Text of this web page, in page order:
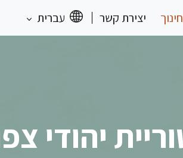
חינוך יצירת קשר עברית
יהודי